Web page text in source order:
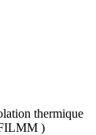
thermique
)